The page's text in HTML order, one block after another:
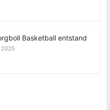
Basketball entstand
2025